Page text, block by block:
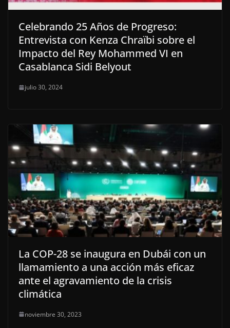
Celebrando 25 Años de Progreso:
Entrevista con Kenza Chraïbi sobre el
Impacto del Rey Mohammed VI en
Casablanca Sidi Belyout
julio 30, 2024
La COP-28 se inaugura en Dubái con un
llamamiento a una acción más eficaz
ante el agravamiento de la crisis
climática
noviembre 30, 2023